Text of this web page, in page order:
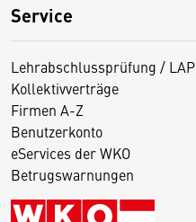
Service
Lehrabschlussprüfung / LAP
Kollektivverträge
Firmen A-Z
Benutzerkonto
eServices der WKO
Betrugswarnungen